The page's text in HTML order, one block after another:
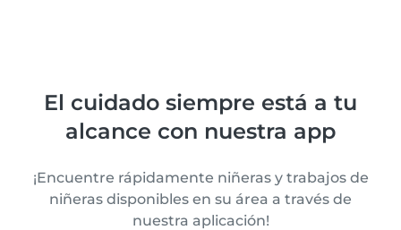
El cuidado siempre está a tu
alcance con nuestra app
¡Encuentre rápidamente niñeras y trabajos de
niñeras disponibles en su área a través de
nuestra aplicación!